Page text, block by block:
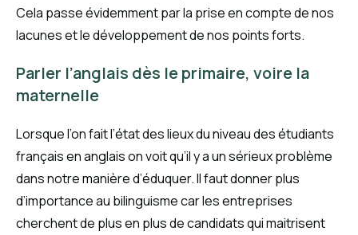
Cela passe évidemment par la prise en compte de nos
lacunes et le développement de nos points forts.
Parler l’anglais dès le primaire, voire la
maternelle
Lorsque l’on fait l’état des lieux du niveau des étudiants
français en anglais on voit qu’il y a un sérieux problème
dans notre manière d’éduquer. Il faut donner plus
d’importance au bilinguisme car les entreprises
cherchent de plus en plus de candidats qui maitrisent